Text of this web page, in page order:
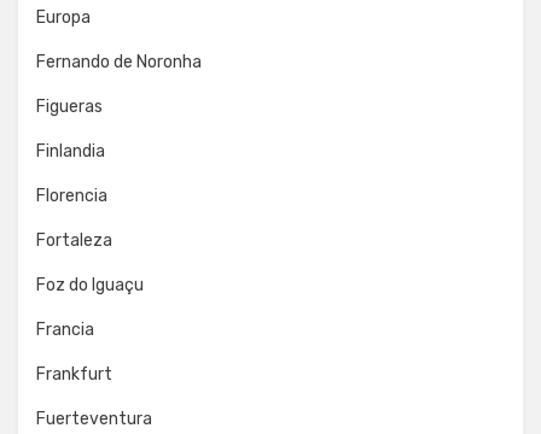
Europa
Fernando de Noronha
Figueras
Finlandia
Florencia
Fortaleza
Foz do Iguaçu
Francia
Frankfurt
Fuerteventura